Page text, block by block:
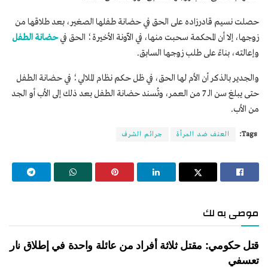
حصلت نسيم قادرزاده على الحق في حضانة طفلها الصغير، بعد طلاقها من
زوجها، إلا أن المحكمة سحبت منها، في الآونة الأخيرة؛ الحق فيحضانة الطفل
وإعالته، بناءً على طلب زوجها السابق.
والجدير بالذكر أن الأم لها الحق، في ظل حكم نظام الملالي؛ في حضانة الطفل
حتى يبلغ سن الـ 7 من العمر، وتُسند حضانة الطفل بعد ذلك إلى الأب أو الجد
من الأب.
Tags: العنف ضد المرأة جرائم الشرف
موصى به لك
قتل حكومي: مقتل ثلاثة أفراد من عائلة واحدة في إطلاق نار
تعسفي